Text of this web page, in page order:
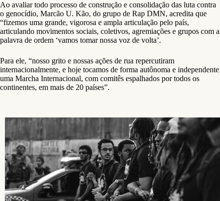
Ao avaliar todo processo de construção e consolidação das luta contra
o genocídio, Marcão U. Kão, do grupo de Rap DMN, acredita que
“fizemos uma grande, vigorosa e ampla articulação pelo país,
articulando movimentos sociais, coletivos, agremiações e grupos com a
palavra de ordem ‘vamos tomar nossa voz de volta’.
Para ele, “nosso grito e nossas ações de rua repercutiram
internacionalmente, e hoje tocamos de forma autônoma e independente
uma Marcha Internacional, com comitês espalhados por todos os
continentes, em mais de 20 países”.